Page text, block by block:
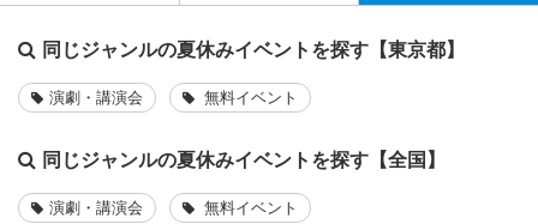
同じジャンルの夏休みイベントを探す【東京都】
演劇・講演会 無料イベント
同じジャンルの夏休みイベントを探す【全国】
演劇・講演会 無料イベント